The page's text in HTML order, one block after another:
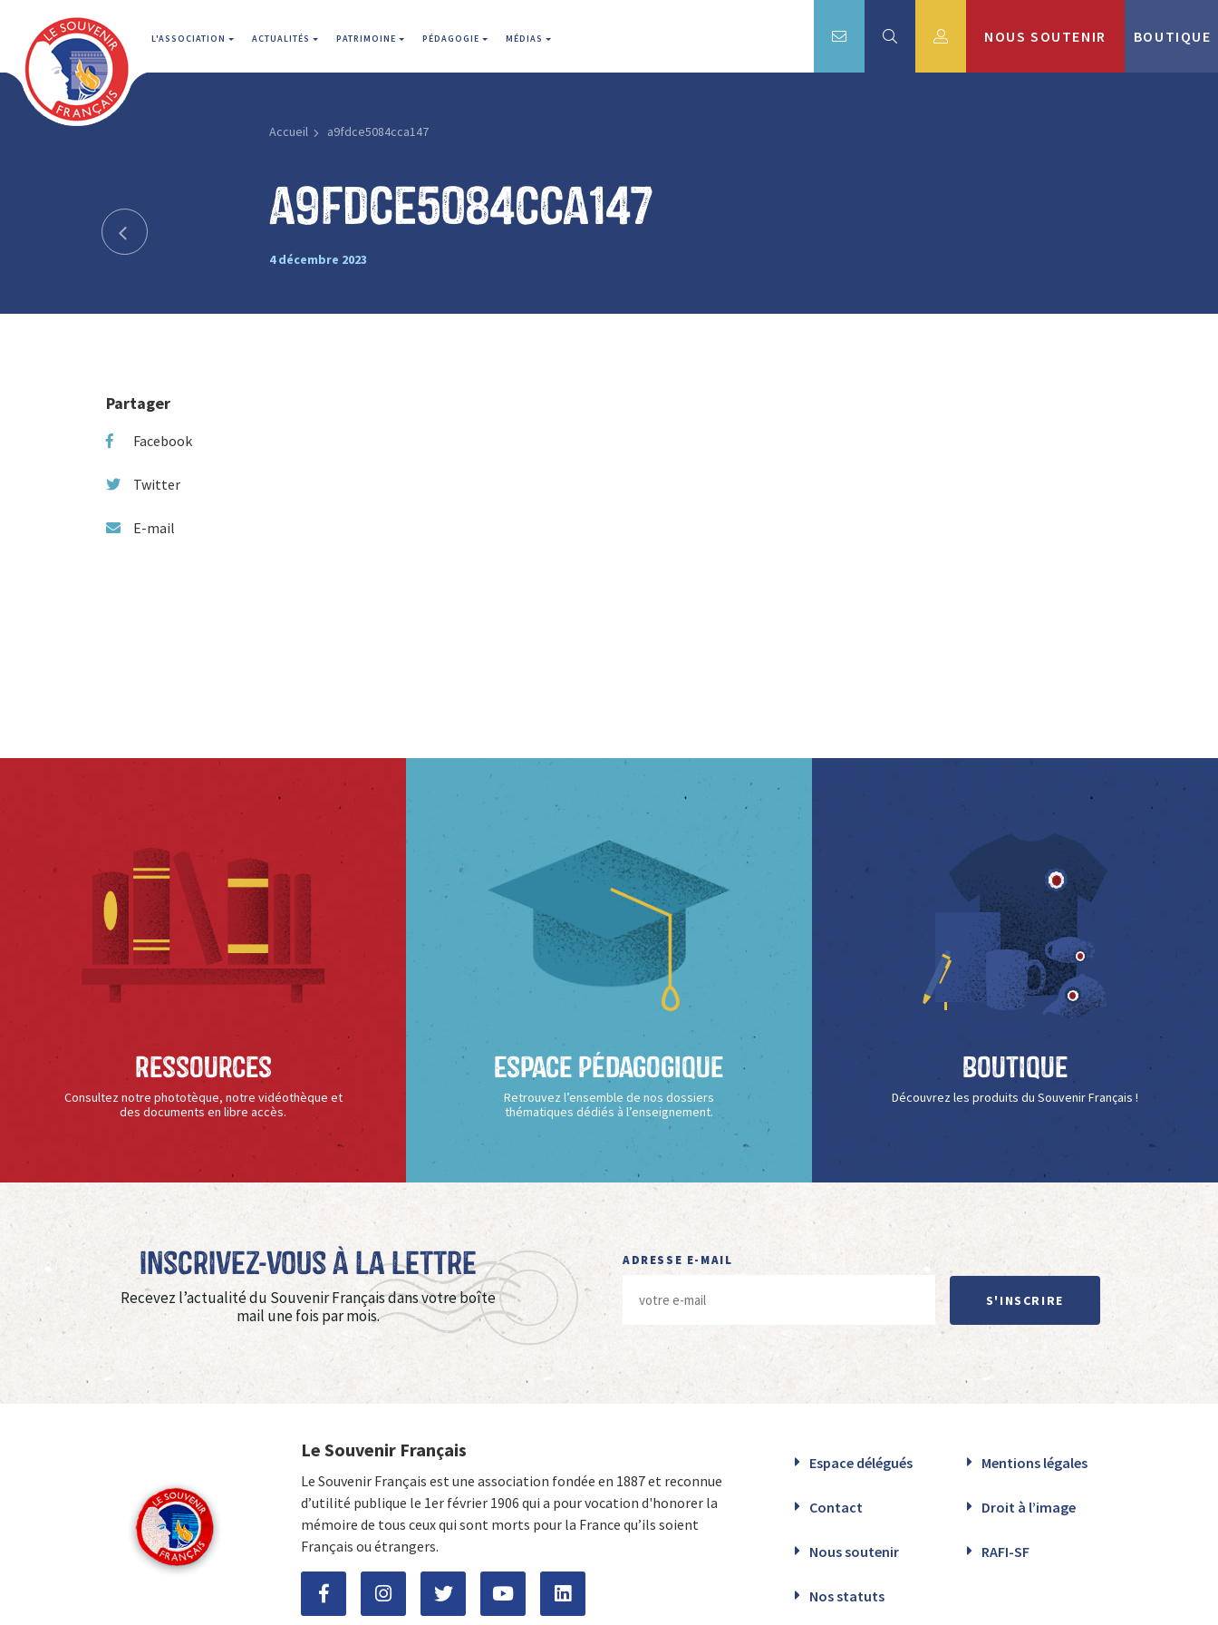
L'ASSOCIATION ACTUALITÉS PATRIMOINE PÉDAGOGIE MÉDIAS NOUS SOUTENIR BOUTIQUE
Accueil a9fdce5084cca147
a9fdce5084cca147
4 décembre 2023
Partager
Facebook
Twitter
E-mail
Ressources
Consultez notre phototèque, notre vidéothèque et
des documents en libre accès.
Espace Pédagogique
Retrouvez l’ensemble de nos dossiers
thématiques dédiés à l’enseignement.
Boutique
Découvrez les produits du Souvenir Français !
Inscrivez-vous à La Lettre
Recevez l’actualité du Souvenir Français dans votre boîte
mail une fois par mois.
ADRESSE E-MAIL
S'INSCRIRE
Le Souvenir Français
Le Souvenir Français est une association fondée en 1887 et reconnue
d’utilité publique le 1er février 1906 qui a pour vocation d'honorer la
mémoire de tous ceux qui sont morts pour la France qu’ils soient
Français ou étrangers.
Espace délégués Mentions légales
Contact Droit à l’image
Nous soutenir RAFI-SF
Nos statuts